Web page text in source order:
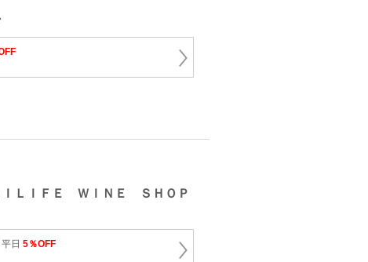
ＬＩＦＥ ＷＩＮＥ ＳＨＯＰ
日 5％OFF